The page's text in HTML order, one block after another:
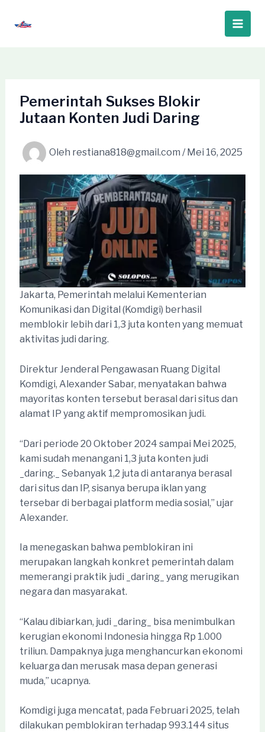
Main
Pemerintah Sukses Blokir
Jutaan Konten Judi Daring
Oleh restiana818@gmail.com / Mei 16, 2025
Jakarta, Pemerintah melalui Kementerian
Komunikasi dan Digital (Komdigi) berhasil
memblokir lebih dari 1,3 juta konten yang memuat
aktivitas judi daring.
Direktur Jenderal Pengawasan Ruang Digital
Komdigi, Alexander Sabar, menyatakan bahwa
mayoritas konten tersebut berasal dari situs dan
alamat IP yang aktif mempromosikan judi.
“Dari periode 20 Oktober 2024 sampai Mei 2025,
kami sudah menangani 1,3 juta konten judi
_daring._ Sebanyak 1,2 juta di antaranya berasal
dari situs dan IP, sisanya berupa iklan yang
tersebar di berbagai platform media sosial,” ujar
Alexander.
Ia menegaskan bahwa pemblokiran ini
merupakan langkah konkret pemerintah dalam
memerangi praktik judi _daring_ yang merugikan
negara dan masyarakat.
“Kalau dibiarkan, judi _daring_ bisa menimbulkan
kerugian ekonomi Indonesia hingga Rp 1.000
triliun. Dampaknya juga menghancurkan ekonomi
keluarga dan merusak masa depan generasi
muda,” ucapnya.
Komdigi juga mencatat, pada Februari 2025, telah
dilakukan pemblokiran terhadap 993.144 situs